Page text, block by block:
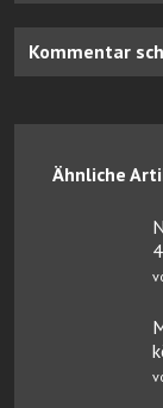
Kommentar
Ähnliche